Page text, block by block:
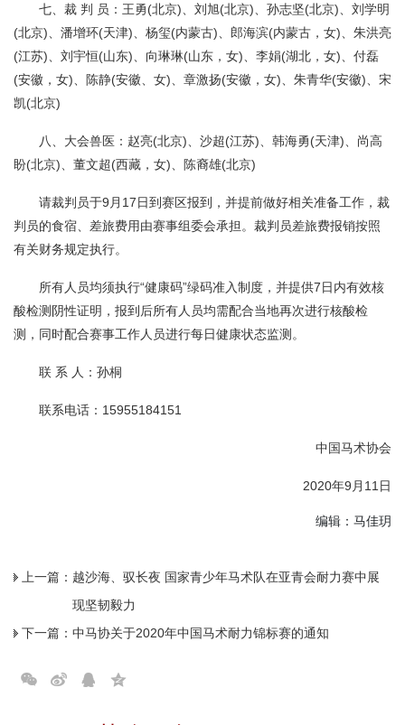
七、裁 判 员：王勇(北京)、刘旭(北京)、孙志坚(北京)、刘学明
(北京)、潘增环(天津)、杨玺(内蒙古)、郎海滨(内蒙古，女)、朱洪亮
(江苏)、刘宇恒(山东)、向琳琳(山东，女)、李娟(湖北，女)、付磊
(安徽，女)、陈静(安徽、女)、章激扬(安徽，女)、朱青华(安徽)、宋
凯(北京)
八、大会兽医：赵亮(北京)、沙超(江苏)、韩海勇(天津)、尚高
盼(北京)、董文超(西藏，女)、陈裔雄(北京)
请裁判员于9月17日到赛区报到，并提前做好相关准备工作，裁
判员的食宿、差旅费用由赛事组委会承担。裁判员差旅费报销按照
有关财务规定执行。
所有人员均须执行“健康码”绿码准入制度，并提供7日内有效核
酸检测阴性证明，报到后所有人员均需配合当地再次进行核酸检
测，同时配合赛事工作人员进行每日健康状态监测。
联 系 人：孙桐
联系电话：15955184151
中国马术协会
2020年9月11日
编辑：马佳玥
上一篇： 越沙海、驭长夜 国家青少年马术队在亚青会耐力赛中展
现坚韧毅力
下一篇： 中马协关于2020年中国马术耐力锦标赛的通知